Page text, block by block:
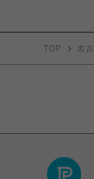
TOP 名